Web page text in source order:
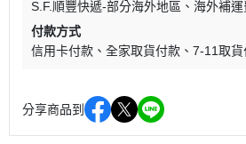
S.F.順豐快遞-部分海外地區
海外補運
付款方式
信用卡付款
全家取貨付款 7-11取貨
分享商品到